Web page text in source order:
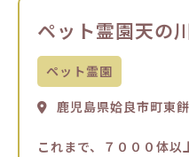
ペット霊園天の
ペット霊園
鹿児島県姶良市町東
これまで、７０００体